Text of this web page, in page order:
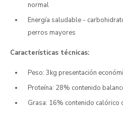
normal
Energía saludable -
perros mayores
Características técnicas:
Peso: 3kg presentación
Proteína: 28% contenido
Grasa: 16% contenido calórico